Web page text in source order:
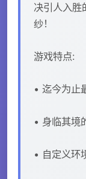
决引人入
纱！
游戏特点:
• 迄今为止
• 身临其境
• 自定义环